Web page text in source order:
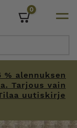
alennuksen
Tarjous vain
uutiskirje
0